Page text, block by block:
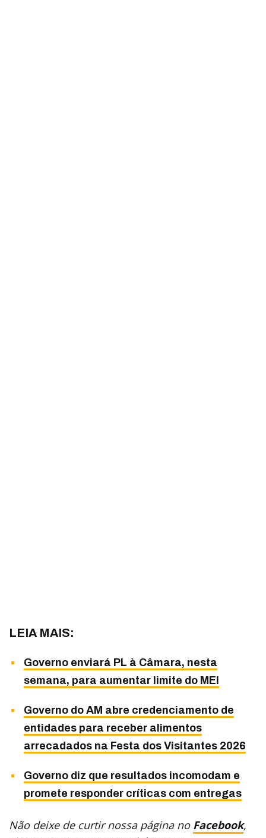
LEIA MAIS:
Governo enviará PL à Câmara, nesta
semana, para aumentar limite do MEI
Governo do AM abre credenciamento de
entidades para receber alimentos
arrecadados na Festa dos Visitantes 2026
Governo diz que resultados incomodam e
promete responder críticas com entregas
Não deixe de curtir nossa página no Facebook,